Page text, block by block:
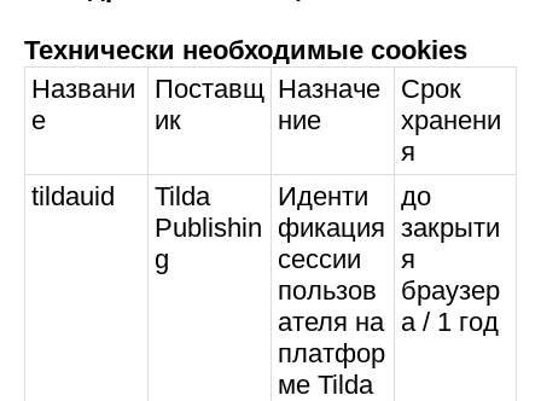
Технически необходимые cookies
Названи
е
Поставщ
ик
Назначе
ние
Срок
хранени
я
tildauid
Tilda
Publishin
g
Иденти
фикация
сессии
пользов
ателя на
платфор
ме Tilda
до
закрыти
я
браузер
а / 1 год